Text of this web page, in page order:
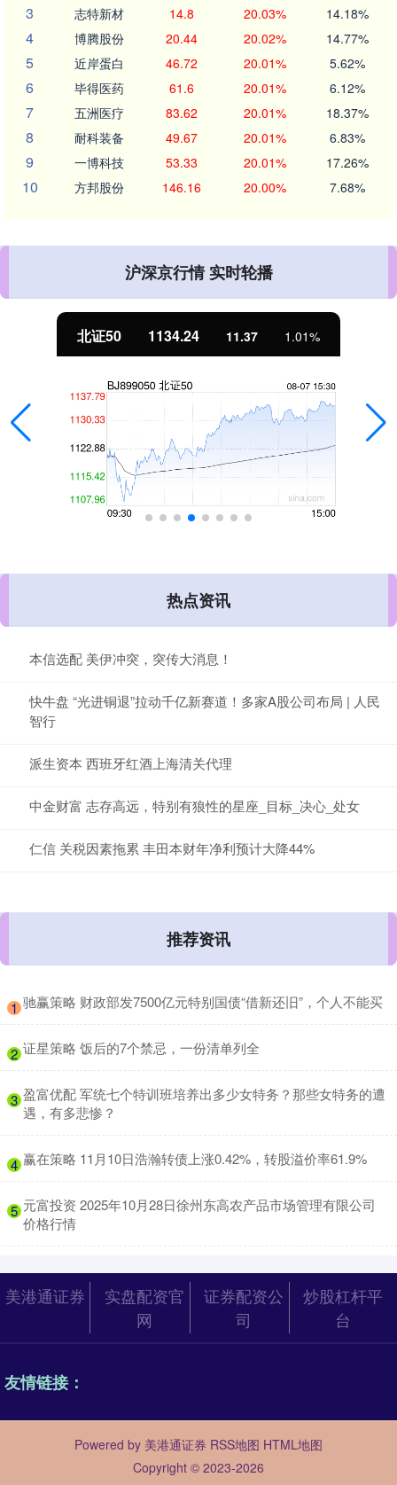
3 志特新材 14.8 20.03% 14.18%
4 博腾股份 20.44 20.02% 14.77%
5 近岸蛋白 46.72 20.01% 5.62%
6 毕得医药 61.6 20.01% 6.12%
7 五洲医疗 83.62 20.01% 18.37%
8 耐科装备 49.67 20.01% 6.83%
9 一博科技 53.33 20.01% 17.26%
10 方邦股份 146.16 20.00% 7.68%
沪深京行情 实时轮播
北证50 1134.24 11.37 1.01%
热点资讯
本信选配 美伊冲突，突传大消息！
快牛盘 “光进铜退”拉动千亿新赛道！多家A股公司布局 | 人民
智行
派生资本 西班牙红酒上海清关代理
中金财富 志存高远，特别有狼性的星座_目标_决心_处女
仁信 关税因素拖累 丰田本财年净利预计大降44%
推荐资讯
1 ​驰赢策略 财政部发7500亿元特别国债“借新还旧”，个人不能买
2 ​证星策略 饭后的7个禁忌，一份清单列全
3 ​盈富优配 军统七个特训班培养出多少女特务？那些女特务的遭
遇，有多悲惨？
4 ​赢在策略 11月10日浩瀚转债上涨0.42%，转股溢价率61.9%
5 ​元富投资 2025年10月28日徐州东高农产品市场管理有限公司
价格行情
美港通证券
实盘配资官
网
证券配资公
司
炒股杠杆平
台
友情链接：
Powered by 美港通证券 RSS地图 HTML地图
Copyright © 2023-2026